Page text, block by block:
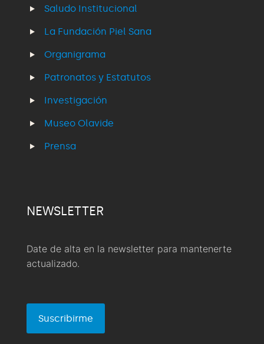
Saludo Institucional
La Fundación Piel Sana
Organigrama
Patronatos y Estatutos
Investigación
Museo Olavide
Prensa
NEWSLETTER
Date de alta en la newsletter para mantenerte
actualizado.
Suscribirme